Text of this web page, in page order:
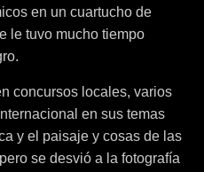
en un cuartucho de
le tuvo mucho tiempo
concursos locales, varios
en sus temas
y el paisaje y cosas de las
se desvió a la fotografía